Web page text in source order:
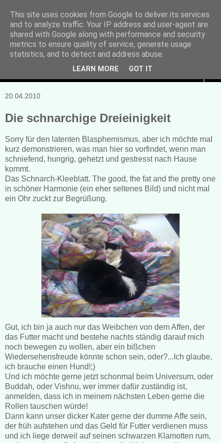
Manuela Sonntag
Bücher, Blogs & mehr
20.04.2010
Die schnarchige Dreieinigkeit
Sorry für den latenten Blasphemismus, aber ich möchte mal
kurz demonstrieren, was man hier so vorfindet, wenn man
schniefend, hungrig, gehetzt und gestresst nach Hause
kommt.
Das Schnarch-Kleeblatt. The good, the fat and the pretty one
in schöner Harmonie (ein eher seltenes Bild) und nicht mal
ein Ohr zuckt zur Begrüßung.
Gut, ich bin ja auch nur das Weibchen von dem Affen, der
das Futter macht und bestehe nachts ständig darauf mich
noch bewegen zu wollen, aber ein bißchen
Wiedersehensfreude könnte schon sein, oder?...Ich glaube,
ich brauche einen Hund!;)
Und ich möchte gerne jetzt schonmal beim Universum, oder
Buddah, oder Vishnu, wer immer dafür zuständig ist,
anmelden, dass ich in meinem nächsten Leben gerne die
Rollen tauschen würde!
Dann kann unser dicker Kater gerne der dumme Affe sein,
der früh aufstehen und das Geld für Futter verdienen muss
und ich liege derweil auf seinen schwarzen Klamotten rum,
This site uses cookies from Google to deliver its services
and to analyze traffic. Your IP address and user-agent are
shared with Google along with performance and security
metrics to ensure quality of service, generate usage
statistics, and to detect and address abuse.
LEARN MORE GOT IT